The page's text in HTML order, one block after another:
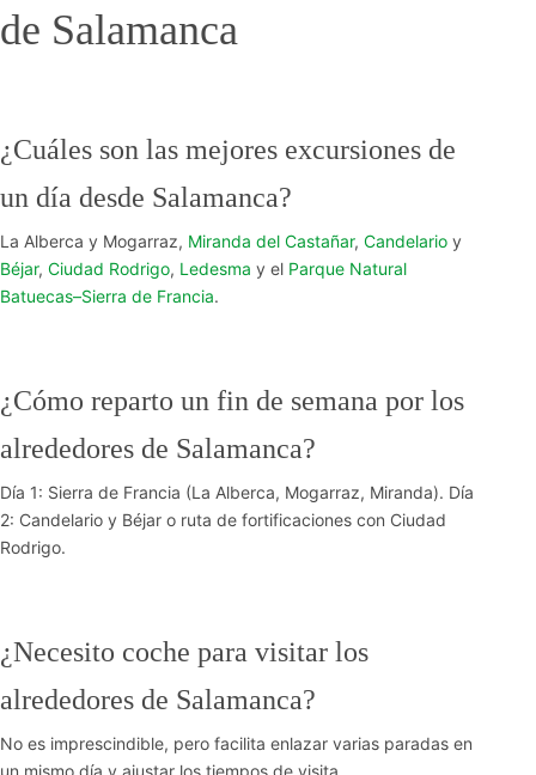
de Salamanca
¿Cuáles son las mejores excursiones de
un día desde Salamanca?
La Alberca y Mogarraz, Miranda del Castañar, Candelario y
Béjar, Ciudad Rodrigo, Ledesma y el Parque Natural
Batuecas–Sierra de Francia.
¿Cómo reparto un fin de semana por los
alrededores de Salamanca?
Día 1: Sierra de Francia (La Alberca, Mogarraz, Miranda). Día
2: Candelario y Béjar o ruta de fortificaciones con Ciudad
Rodrigo.
¿Necesito coche para visitar los
alrededores de Salamanca?
No es imprescindible, pero facilita enlazar varias paradas en